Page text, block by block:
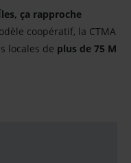
ça rapproche
coopératif, la CTMA
locales de plus de 75 M